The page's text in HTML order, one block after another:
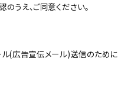
うえ、ご同意ください。
ル(広告宣伝メール)送信のために